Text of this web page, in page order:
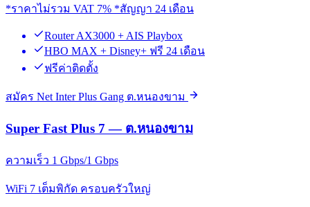
*ราคาไม่รวม VAT 7% *สัญญา 24 เดือน
Router AX3000 + AIS Playbox
HBO MAX + Disney+ ฟรี 24 เดือน
ฟรีค่าติดตั้ง
สมัคร Net Inter Plus Gang ต.หนองขาม
Super Fast Plus 7 — ต.หนองขาม
ความเร็ว 1 Gbps/1 Gbps
WiFi 7 เต็มพิกัด ครอบครัวใหญ่